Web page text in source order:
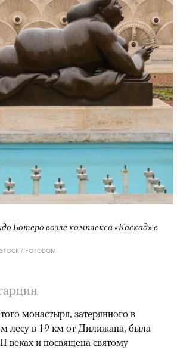
Ботеро возле комплекса «Каскад» в
/ FOTODOM
монастыря, затерянного в
лесу в 19 км от Дилижана, была
веках и посвящена святому